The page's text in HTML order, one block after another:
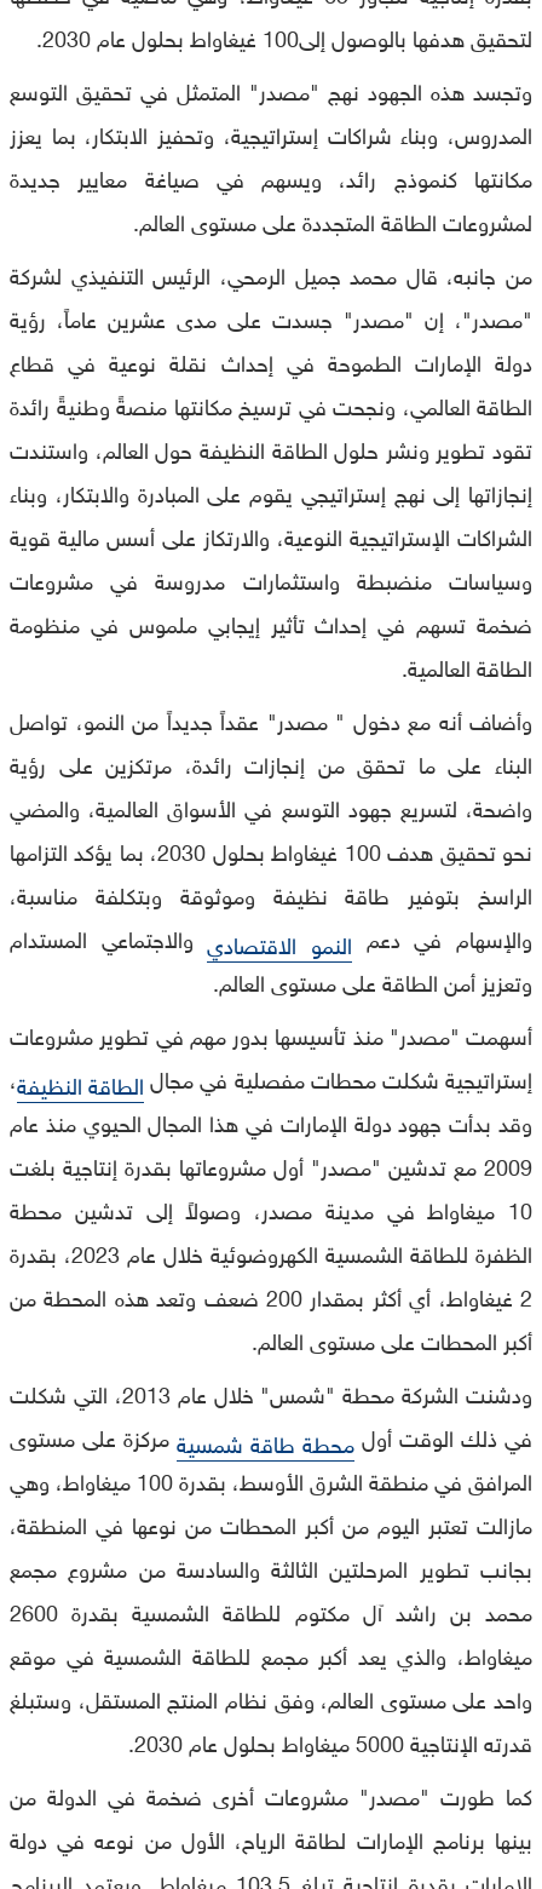
لتحقيق هدفها بالوصول إلى100 غيغاواط بحلول عام 2030.
وتجسد هذه الجهود نهج "مصدر" المتمثل في تحقيق التوسع
المدروس، وبناء شراكات إستراتيجية، وتحفيز الابتكار، بما يعزز
مكانتها كنموذج رائد، ويسهم في صياغة معايير جديدة
لمشروعات الطاقة المتجددة على مستوى العالم.
من جانبه، قال محمد جميل الرمحي، الرئيس التنفيذي لشركة
"مصدر"، إن "مصدر" جسدت على مدى عشرين عاماً، رؤية
دولة الإمارات الطموحة في إحداث نقلة نوعية في قطاع
الطاقة العالمي، ونجحت في ترسيخ مكانتها منصةً وطنيةً رائدة
تقود تطوير ونشر حلول الطاقة النظيفة حول العالم، واستندت
إنجازاتها إلى نهج إستراتيجي يقوم على المبادرة والابتكار، وبناء
الشراكات الإستراتيجية النوعية، والارتكاز على أسس مالية قوية
وسياسات منضبطة واستثمارات مدروسة في مشروعات
ضخمة تسهم في إحداث تأثير إيجابي ملموس في منظومة
الطاقة العالمية.
وأضاف أنه مع دخول " مصدر" عقداً جديداً من النمو، تواصل
البناء على ما تحقق من إنجازات رائدة، مرتكزين على رؤية
واضحة، لتسريع جهود التوسع في الأسواق العالمية، والمضي
نحو تحقيق هدف 100 غيغاواط بحلول 2030، بما يؤكد التزامها
الراسخ بتوفير طاقة نظيفة وموثوقة وبتكلفة مناسبة،
والإسهام في دعم النمو الاقتصادي والاجتماعي المستدام
وتعزيز أمن الطاقة على مستوى العالم.
أسهمت "مصدر" منذ تأسيسها بدور مهم في تطوير مشروعات
إستراتيجية شكلت محطات مفصلية في مجالالطاقة النظيفة،
وقد بدأت جهود دولة الإمارات في هذا المجال الحيوي منذ عام
2009 مع تدشين "مصدر" أول مشروعاتها بقدرة إنتاجية بلغت
10 ميغاواط في مدينة مصدر، وصولاً إلى تدشين محطة
الظفرة للطاقة الشمسية الكهروضوئية خلال عام 2023، بقدرة
2 غيغاواط، أي أكثر بمقدار 200 ضعف وتعد هذه المحطة من
أكبر المحطات على مستوى العالم.
ودشنت الشركة محطة "شمس" خلال عام 2013، التي شكلت
في ذلك الوقت أولمحطة طاقة شمسيةمركزة على مستوى
المرافق في منطقة الشرق الأوسط، بقدرة 100 ميغاواط، وهي
مازالت تعتبر اليوم من أكبر المحطات من نوعها في المنطقة،
بجانب تطوير المرحلتين الثالثة والسادسة من مشروع مجمع
محمد بن راشد آل مكتوم للطاقة الشمسية بقدرة 2600
ميغاواط، والذي يعد أكبر مجمع للطاقة الشمسية في موقع
واحد على مستوى العالم، وفق نظام المنتج المستقل، وستبلغ
قدرته الإنتاجية 5000 ميغاواط بحلول عام 2030.
كما طورت "مصدر" مشروعات أخرى ضخمة في الدولة من
بينها برنامج الإمارات لطاقة الرياح، الأول من نوعه في دولة
الإمارات بقدرة إنتاجية تبلغ 103.5 ميغاواط. ويعتمد البرنامج